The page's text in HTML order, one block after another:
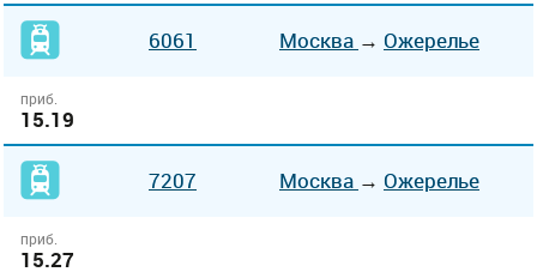
6061 Москва → Ожерелье
приб.
15.19
7207 Москва → Ожерелье
приб.
15.27